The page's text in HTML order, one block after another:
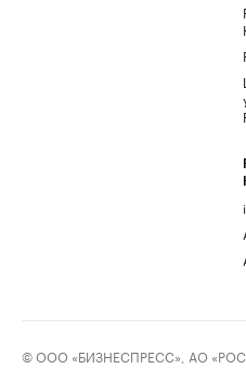
© ООО «БИЗНЕСПРЕСС», АО